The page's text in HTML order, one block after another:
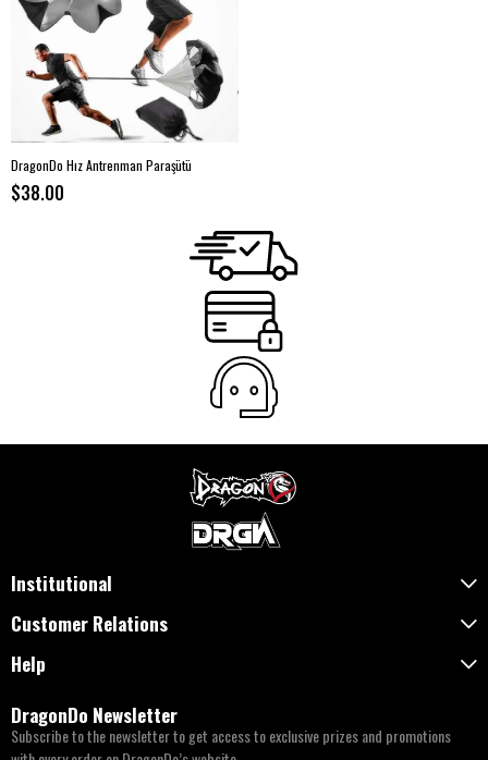
DragonDo Hız Antrenman Paraşütü
$38.00
Institutional
Customer Relations
Help
DragonDo Newsletter
Subscribe to the newsletter to get access to exclusive prizes and promotions